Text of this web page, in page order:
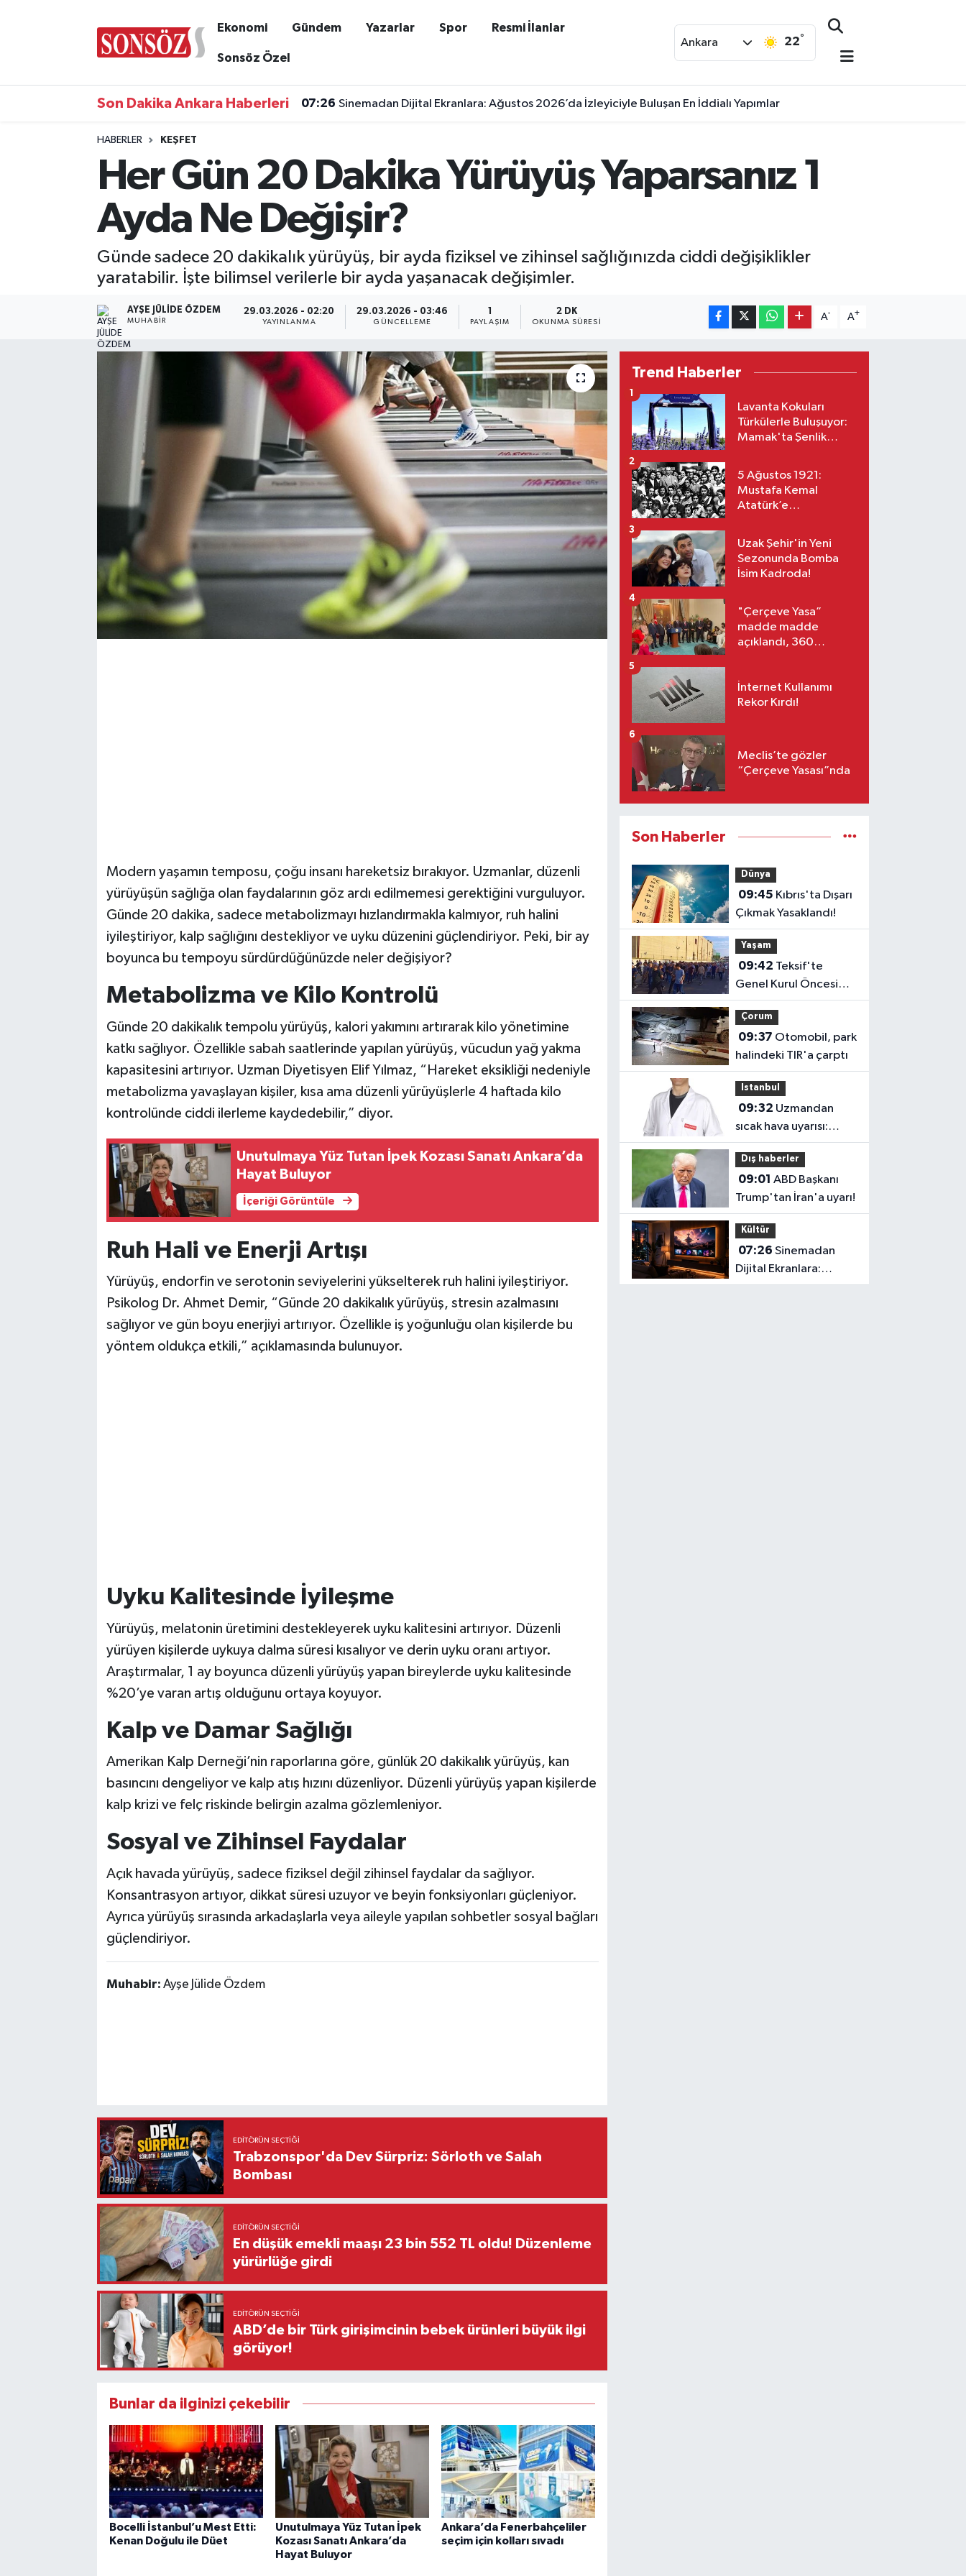
Ekonomi Gündem Yazarlar Spor Resmi İlanlar
Sonsöz Özel
Ankara 22°
Son Dakika Ankara Haberleri 07:26 Sinemadan Dijital Ekranlara: Ağustos 2026’da İzleyiciyle Buluşan En İddialı Yapımlar
HABERLER KEŞFET
Her Gün 20 Dakika Yürüyüş Yaparsanız 1
Ayda Ne Değişir?
Günde sadece 20 dakikalık yürüyüş, bir ayda fiziksel ve zihinsel sağlığınızda ciddi değişiklikler
yaratabilir. İşte bilimsel verilerle bir ayda yaşanacak değişimler.
AYŞE JÜLIDE ÖZDEM
MUHABIR
29.03.2026 - 02:20
YAYINLANMA
29.03.2026 - 03:46
GÜNCELLEME PAYLAŞIM
2 DK
OKUNMA SÜRESI
A- A+
Modern yaşamın temposu, çoğu insanı hareketsiz bırakıyor. Uzmanlar, düzenli
yürüyüşün sağlığa olan faydalarının göz ardı edilmemesi gerektiğini vurguluyor.
Günde 20 dakika, sadece metabolizmayı hızlandırmakla kalmıyor, ruh halini
iyileştiriyor, kalp sağlığını destekliyor ve uyku düzenini güçlendiriyor. Peki, bir ay
boyunca bu tempoyu sürdürdüğünüzde neler değişiyor?
Metabolizma ve Kilo Kontrolü
Günde 20 dakikalık tempolu yürüyüş, kalori yakımını artırarak kilo yönetimine
katkı sağlıyor. Özellikle sabah saatlerinde yapılan yürüyüş, vücudun yağ yakma
kapasitesini artırıyor. Uzman Diyetisyen Elif Yılmaz, “Hareket eksikliği nedeniyle
metabolizma yavaşlayan kişiler, kısa ama düzenli yürüyüşlerle 4 haftada kilo
kontrolünde ciddi ilerleme kaydedebilir,” diyor.
Unutulmaya Yüz Tutan İpek Kozası Sanatı Ankara’da
Hayat Buluyor
İçeriği Görüntüle
Ruh Hali ve Enerji Artışı
Yürüyüş, endorfin ve serotonin seviyelerini yükselterek ruh halini iyileştiriyor.
Psikolog Dr. Ahmet Demir, “Günde 20 dakikalık yürüyüş, stresin azalmasını
sağlıyor ve gün boyu enerjiyi artırıyor. Özellikle iş yoğunluğu olan kişilerde bu
yöntem oldukça etkili,” açıklamasında bulunuyor.
Uyku Kalitesinde İyileşme
Yürüyüş, melatonin üretimini destekleyerek uyku kalitesini artırıyor. Düzenli
yürüyen kişilerde uykuya dalma süresi kısalıyor ve derin uyku oranı artıyor.
Araştırmalar, 1 ay boyunca düzenli yürüyüş yapan bireylerde uyku kalitesinde
%20’ye varan artış olduğunu ortaya koyuyor.
Kalp ve Damar Sağlığı
Amerikan Kalp Derneği’nin raporlarına göre, günlük 20 dakikalık yürüyüş, kan
basıncını dengeliyor ve kalp atış hızını düzenliyor. Düzenli yürüyüş yapan kişilerde
kalp krizi ve felç riskinde belirgin azalma gözlemleniyor.
Sosyal ve Zihinsel Faydalar
Açık havada yürüyüş, sadece fiziksel değil zihinsel faydalar da sağlıyor.
Konsantrasyon artıyor, dikkat süresi uzuyor ve beyin fonksiyonları güçleniyor.
Ayrıca yürüyüş sırasında arkadaşlarla veya aileyle yapılan sohbetler sosyal bağları
güçlendiriyor.
Muhabir: Ayşe Jülide Özdem
EDITÖRÜN SEÇTIĞI
Trabzonspor'da Dev Sürpriz: Sörloth ve Salah
Bombası
EDITÖRÜN SEÇTIĞI
En düşük emekli maaşı 23 bin 552 TL oldu! Düzenleme
yürürlüğe girdi
EDITÖRÜN SEÇTIĞI
ABD’de bir Türk girişimcinin bebek ürünleri büyük ilgi
görüyor!
Bunlar da ilginizi çekebilir
Bocelli İstanbul’u Mest Etti:
Kenan Doğulu ile Düet
Unutulmaya Yüz Tutan İpek
Kozası Sanatı Ankara’da
Hayat Buluyor
Ankara’da Fenerbahçeliler
seçim için kolları sıvadı
Trend Haberler
Lavanta Kokuları
Türkülerle Buluşuyor:
Mamak'ta Şenlik
1
5 Ağustos 1921:
Mustafa Kemal
Atatürk’e
2
Uzak Şehir'in Yeni
Sezonunda Bomba
İsim Kadroda!
3
"Çerçeve Yasa”
madde madde
açıklandı, 360
4
İnternet Kullanımı
Rekor Kırdı!
5
Meclis’te gözler
“Çerçeve Yasası”nda
6
Son Haberler
Dünya
09:45
Çıkmak Yasaklandı!
Yaşam
09:42
Genel Kurul Öncesi
Değişim Çağrısı!
Çorum
09:37
halindeki TIR'a çarptı
Istanbul
09:32
sıcak hava uyarısı:
Tansiyon ilaçlarını
kendi kararınızla
değiştirmeyin
Dış haberler
09:01 ABD Başkanı
Trump'tan İran'a uyarı!
Kültür
07:26 Sinemadan
Dijital Ekranlara:
Ağustos 2026’da
İlçe Haberleri
Kültür & Sanat
Sonsöz Özel
Ankara Nöbetçi Eczaneler
Ankara Trafik Yoğunluk Haritası
Süper Lig Puan Durumu ve Fikstür
Tüm Manşetler
Son Dakika Haberleri
Haber Arşivi